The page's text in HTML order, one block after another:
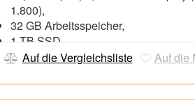
1.800),
32 GB Arbeitsspeicher,
1 TB SSD,
Intel® Arc™ Graphics 140V,
Webcam mit integriertem Mikrofon
Wi-Fi 7 (802.11be), Bluetooth® 5.4,
Auf die Vergleichsliste Auf die